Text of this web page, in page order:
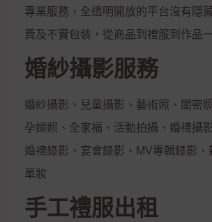
專業服務，全透明開放的平台沒有隱
費及不實包裝，從商品到禮服到作品
婚紗攝影服務
婚紗攝影、兒童攝影、藝術照、閨密
孕婦照、全家福、活動拍攝、婚禮攝
婚禮錄影、宴會錄影、MV專輯錄影、
單妝
手工禮服出租